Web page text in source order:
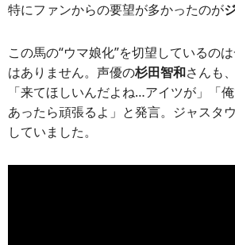
特にファンからの要望が多かったのが
この馬の“ウマ娘化”を切望しているの
はありません。声優の杉田智和さんも
「来てほしいんだよね…アイツが」「
あったら頑張るよ」と発言。ジャスタ
していました。